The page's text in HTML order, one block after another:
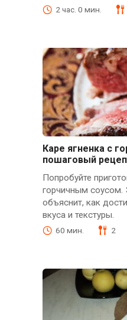
2 час. 0 мин.
Каре ягненка с
пошаговый
Попробуйте
горчичным соусом.
объяснит, как
вкуса и текстуры.
60 мин. 2